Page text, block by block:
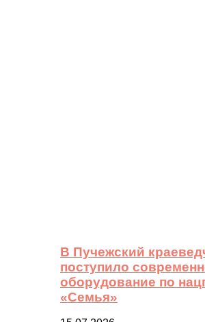
В Пучежский
поступило
оборудование по
«Семья»